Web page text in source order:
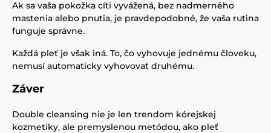
Ak sa vaša pokožka cíti vyvážená, bez nadmerného
mastenia alebo pnutia, je pravdepodobné, že vaša rutina
funguje správne.
Každá pleť je však iná. To, čo vyhovuje jednému človeku,
nemusí automaticky vyhovovať druhému.
Záver
Double cleansing nie je len trendom kórejskej
kozmetiky, ale premyslenou metódou, ako pleť